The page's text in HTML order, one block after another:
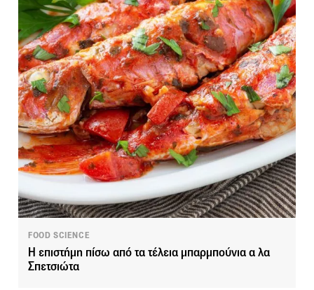
FOOD SCIENCE
Η επιστήμη πίσω από τα τέλεια μπαρμπούνια α λα
Σπετσιώτα